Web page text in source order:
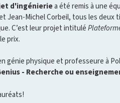
d'ingénieriea été remis à une
Jean-Michel Corbeil, tous les deux
C’est leur projet intitulé
prix.
génie physique et professeure à
- Recherche ou